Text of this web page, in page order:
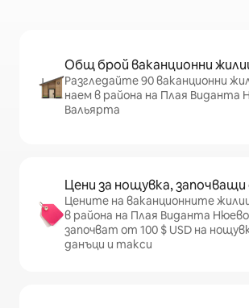
Общ брой ваканционни
Разгледайте 90 ваканционни
наем в района на Плая Виданта
Вальярта
Цени за нощувка,
Цените на ваканционните
в района на Плая Виданта
започват от 100 $ USD на
данъци и такси